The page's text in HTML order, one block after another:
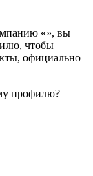
«», вы
чтобы
официально
профилю?